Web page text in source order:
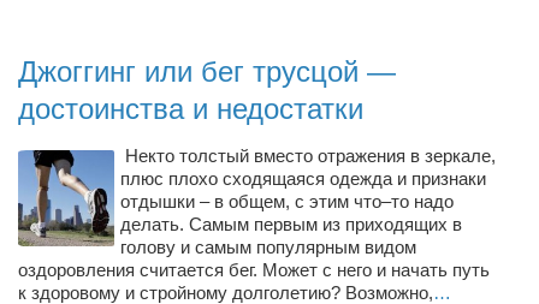
Джоггинг или бег трусцой —
достоинства и недостатки
Некто толстый вместо отражения в зеркале,
плюс плохо сходящаяся одежда и признаки
отдышки – в общем, с этим что–то надо
делать. Самым первым из приходящих в
голову и самым популярным видом
оздоровления считается бег. Может с него и начать путь
к здоровому и стройному долголетию? Возможно,…